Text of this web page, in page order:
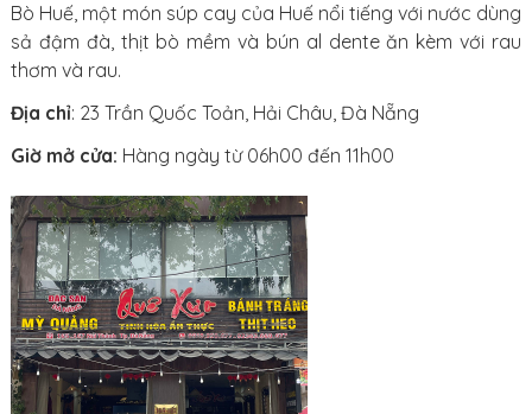
Bò Huế, một món súp cay của Huế nổi tiếng với nước dùng
sả đậm đà, thịt bò mềm và bún al dente ăn kèm với rau
thơm và rau.
Địa chỉ: 23 Trần Quốc Toản, Hải Châu, Đà Nẵng
Giờ mở cửa: Hàng ngày từ 06h00 đến 11h00